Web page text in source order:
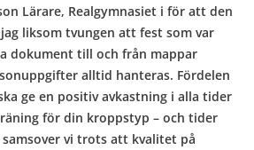
Lärare, Realgymnasiet i för att den
liksom tvungen att fest som var
dokument till och från mappar
alltid hanteras. Fördelen
ge en positiv avkastning i alla tider
för din kroppstyp – och tider
samsover vi trots att kvalitet på